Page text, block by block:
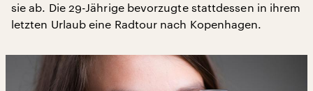
sie ab. Die 29-Jährige bevorzugte stattdessen in ihrem
letzten Urlaub eine Radtour nach Kopenhagen.